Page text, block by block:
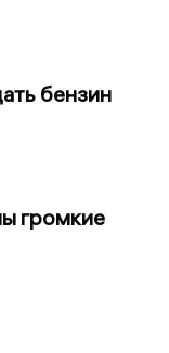
бензин
громкие